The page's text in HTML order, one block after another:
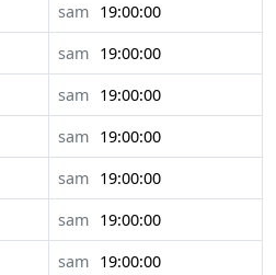
sam 19:00:00
sam 19:00:00
sam 19:00:00
sam 19:00:00
sam 19:00:00
sam 19:00:00
sam 19:00:00